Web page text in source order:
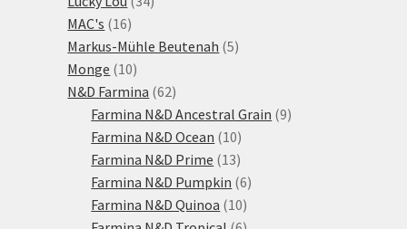
MAC's 1616
produktů
Markus-Mühle Beutenah 55
Monge 1010
produktů
N&D Farmina 6262
produktů
Farmina N&D Ancestral Grain 99
Farmina N&D Ocean 1010
produktů
Farmina N&D Prime 1313
produktů
Farmina N&D Pumpkin 66
Farmina N&D Quinoa 1010